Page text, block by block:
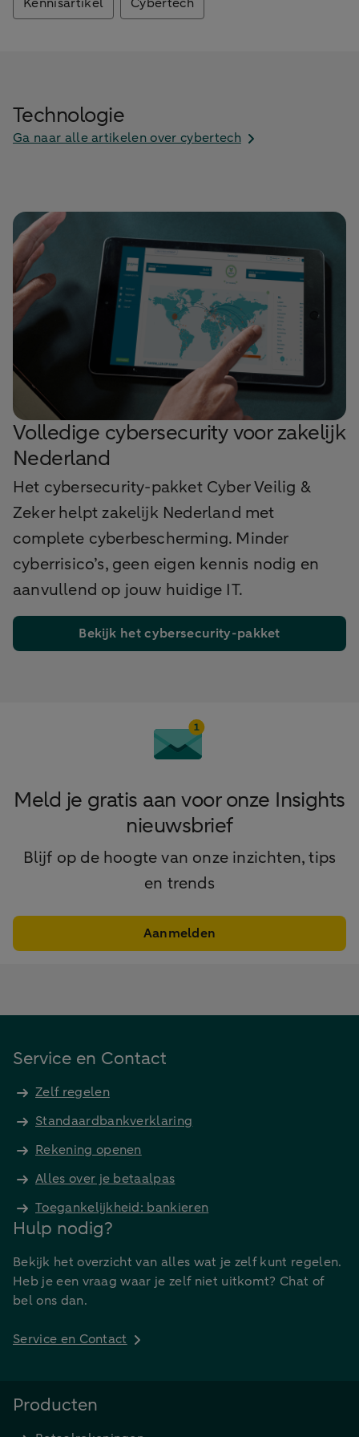
Technologie
Ga naar alle artikelen over cybertech
Volledige cybersecurity voor zakelijk
Nederland
Het cybersecurity-pakket Cyber Veilig &
Zeker helpt zakelijk Nederland met
complete cyberbescherming. Minder
cyberrisico’s, geen eigen kennis nodig en
aanvullend op jouw huidige IT.
Bekijk het cybersecurity-pakket
Meld je gratis aan voor onze Insights
nieuwsbrief
Blijf op de hoogte van onze inzichten, tips
en trends
Aanmelden
Service en Contact
Zelf regelen
Standaardbankverklaring
Rekening openen
Alles over je betaalpas
Toegankelijkheid: bankieren
Hulp nodig?
Bekijk het overzicht van alles wat je zelf kunt regelen.
Heb je een vraag waar je zelf niet uitkomt? Chat of
bel ons dan.
Service en Contact
Producten